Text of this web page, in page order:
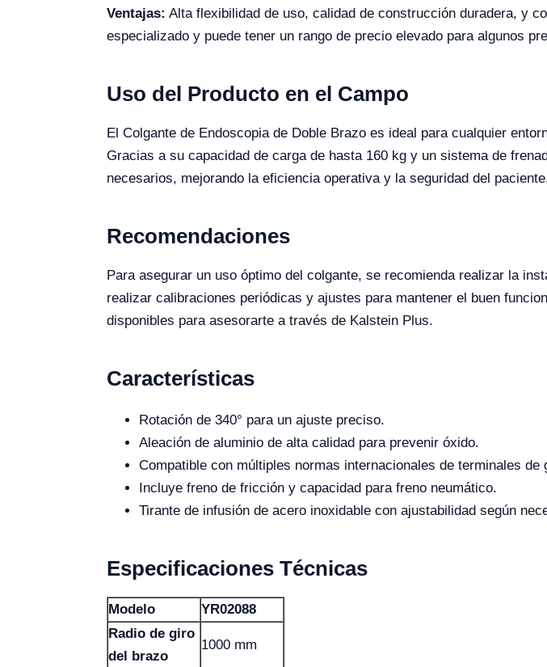
Ventajas: Alta flexibilidad de uso, calidad de construcción duradera, y
especializado y puede tener un rango de precio elevado para algunos
Uso del Producto en el Campo
El Colgante de Endoscopia de Doble Brazo es ideal para cualquier
Gracias a su capacidad de carga de hasta 160 kg y un sistema de
necesarios, mejorando la eficiencia operativa y la seguridad del
Recomendaciones
Para asegurar un uso óptimo del colgante, se recomienda realizar la
realizar calibraciones periódicas y ajustes para mantener el buen
disponibles para asesorarte a través de Kalstein Plus.
Características
Rotación de 340° para un ajuste preciso.
Aleación de aluminio de alta calidad para prevenir óxido.
Compatible con múltiples normas internacionales de terminales de
Incluye freno de fricción y capacidad para freno neumático.
Tirante de infusión de acero inoxidable con ajustabilidad según
Especificaciones Técnicas
Modelo
YR02088
Radio de giro
del brazo
1000 mm